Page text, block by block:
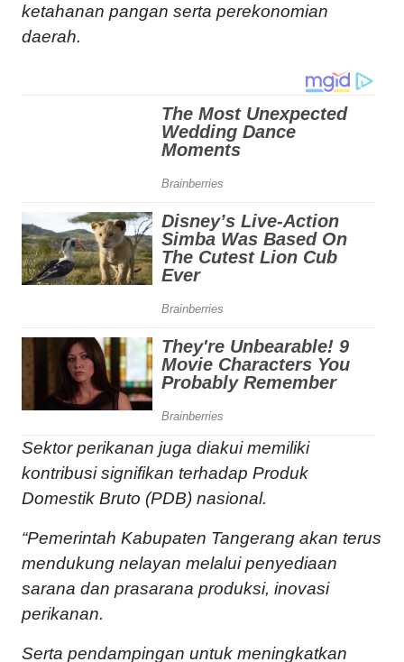
ketahanan pangan serta perekonomian
daerah.
Sektor perikanan juga diakui memiliki
kontribusi signifikan terhadap Produk
Domestik Bruto (PDB) nasional.
“Pemerintah Kabupaten Tangerang akan terus
mendukung nelayan melalui penyediaan
sarana dan prasarana produksi, inovasi
perikanan.
Serta pendampingan untuk meningkatkan